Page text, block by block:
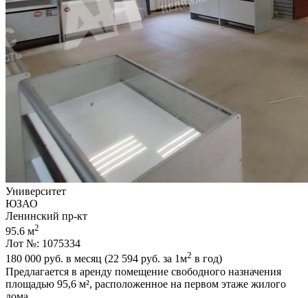
Университет
ЮЗАО
Ленинский пр-кт
95.6 м2
Лот №: 1075334
180 000 руб. в месяц (22 594 руб. за 1м2 в год)
Предлагается в аренду помещение свободного назначения
площадью 95,­6 м²,­ расположенное на первом этаже жилого